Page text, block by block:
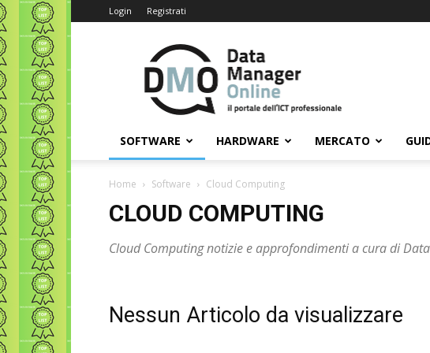
Login Registrati
Data
Manager
Online
SOFTWARE HARDWARE MERCATO
Home Software Cloud Computing
CLOUD COMPUTING
Cloud Computing notizie e approfondimenti a cura di
Nessun Articolo da visualizzare